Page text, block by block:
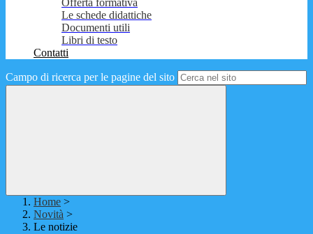
Offerta formativa
Le schede didattiche
Documenti utili
Libri di testo
Contatti
Campo di ricerca per le pagine del sito
Home >
Novità >
Le notizie